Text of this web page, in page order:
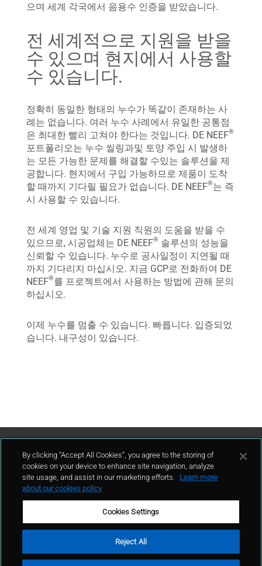
으며 세계 각국에서 음용수 인증을 받았습니다.
전 세계적으로 지원을 받을
수 있으며 현지에서 사용할
수 있습니다.
정확히 동일한 형태의 누수가 똑같이 존재하는 사
례는 없습니다. 여러 누수 사례에서 유일한 공통점
은 최대한 빨리 고쳐야 한다는 것입니다. DE NEEF®
포트폴리오는 누수 씰링과및 토양 주입 시 발생하
는 모든 가능한 문제를 해결할 수있는 솔루션을 제
공합니다. 현지에서 구입 가능하므로 제품이 도착
할 때까지 기다릴 필요가 없습니다. DE NEEF®는 즉
시 사용할 수 있습니다.
전 세계 영업 및 기술 지원 직원의 도움을 받을 수
있으므로, 시공업체는 DE NEEF® 솔루션의 성능을
신뢰할 수 있습니다. 누수로 공사일정이 지연될 때
까지 기다리지 마십시오. 지금 GCP로 전화하여 DE
NEEF®를 프로젝트에서 사용하는 방법에 관해 문의
하십시오.
이제 누수를 멈출 수 있습니다. 빠릅니다. 입증되었
습니다. 내구성이 있습니다.
고객지원
By clicking “Accept All Cookies”, you agree to the storing of
cookies on your device to enhance site navigation, analyze
site usage, and assist in our marketing efforts.
Learn more
about our cookies policy
Cookies Settings
Reject All